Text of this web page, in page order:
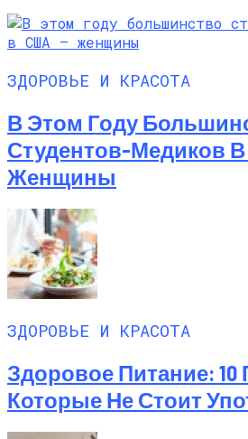
ЗДОРОВЬЕ И КРАСОТА
В Этом Году
Студентов-Медиков
Женщины
ЗДОРОВЬЕ И КРАСОТА
Здоровое Питание: 10
Которые Не Стоит